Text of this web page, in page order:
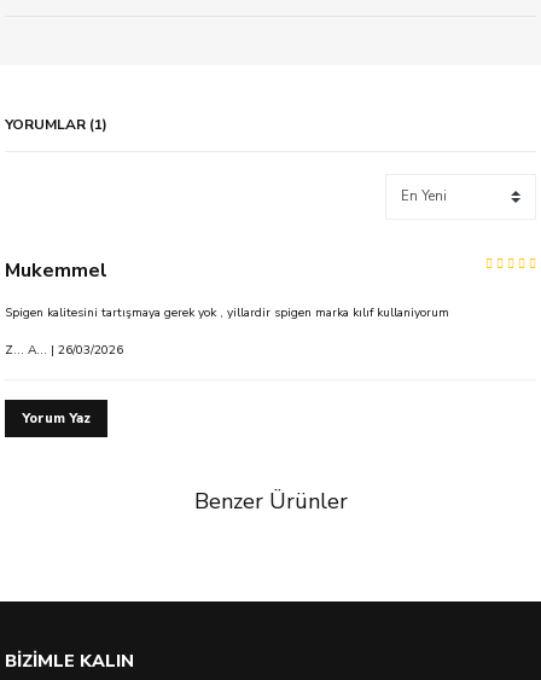
YORUMLAR (1)
Mukemmel
Spigen kalitesini tartışmaya gerek yok , yillardir spigen marka kılıf kullaniyorum
Z... A... | 26/03/2026
Yorum Yaz
Benzer Ürünler
BİZİMLE KALIN